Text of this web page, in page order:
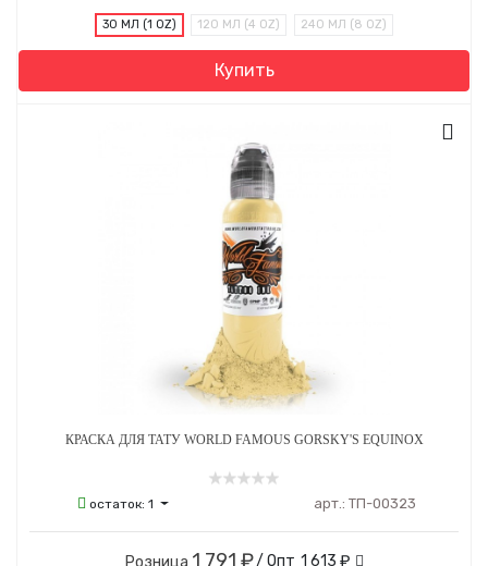
30 МЛ (1 OZ) 120 МЛ (4 OZ) 240 МЛ (8 OZ)
Купить
КРАСКА ДЛЯ ТАТУ WORLD FAMOUS GORSKY'S EQUINOX
остаток:1 арт.: ТП-00323
1 791 ₽/ Опт 1 613 ₽